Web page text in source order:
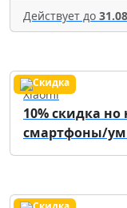
Действует до
Xiaomi
10% скидка но
смартфоны/